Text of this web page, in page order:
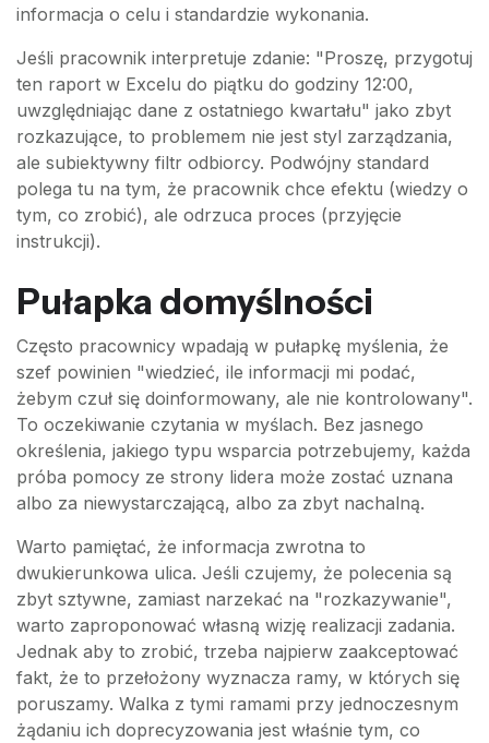
informacja o celu i standardzie wykonania.
Jeśli pracownik interpretuje zdanie: "Proszę, przygotuj
ten raport w Excelu do piątku do godziny 12:00,
uwzględniając dane z ostatniego kwartału" jako zbyt
rozkazujące, to problemem nie jest styl zarządzania,
ale subiektywny filtr odbiorcy. Podwójny standard
polega tu na tym, że pracownik chce efektu (wiedzy o
tym, co zrobić), ale odrzuca proces (przyjęcie
instrukcji).
Pułapka domyślności
Często pracownicy wpadają w pułapkę myślenia, że
szef powinien "wiedzieć, ile informacji mi podać,
żebym czuł się doinformowany, ale nie kontrolowany".
To oczekiwanie czytania w myślach. Bez jasnego
określenia, jakiego typu wsparcia potrzebujemy, każda
próba pomocy ze strony lidera może zostać uznana
albo za niewystarczającą, albo za zbyt nachalną.
Warto pamiętać, że informacja zwrotna to
dwukierunkowa ulica. Jeśli czujemy, że polecenia są
zbyt sztywne, zamiast narzekać na "rozkazywanie",
warto zaproponować własną wizję realizacji zadania.
Jednak aby to zrobić, trzeba najpierw zaakceptować
fakt, że to przełożony wyznacza ramy, w których się
poruszamy. Walka z tymi ramami przy jednoczesnym
żądaniu ich doprecyzowania jest właśnie tym, co